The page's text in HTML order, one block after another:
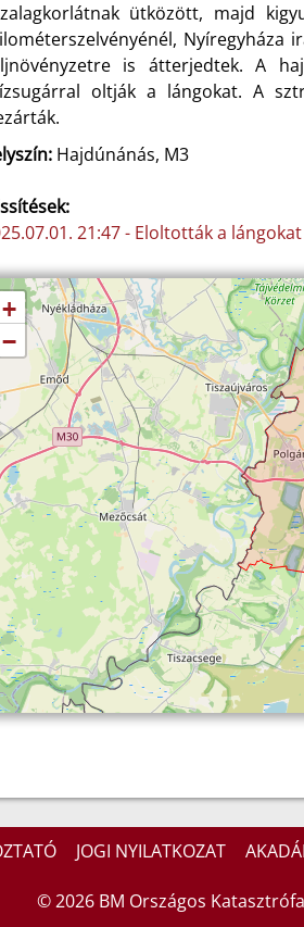
ütközött, majd
Nyíregyháza
is átterjedtek. A
oltják a lángokat. A
Hajdúnánás, M3
21:47 - Eloltották a
+
−
JOGI NYILATKOZAT
© 2026 BM Országos